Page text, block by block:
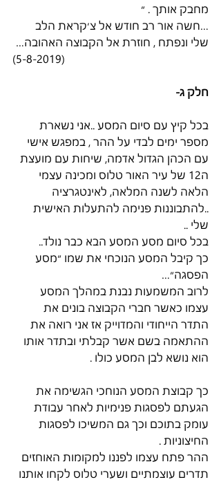
מחבק אותך . ״
…חשה אור רב חודש אל צ׳קראת הלב
שלי ונפתח , חוזרת אל הקבוצה האהובה…
(5-8-2019)
חלק ג-
בכל קיץ עם סיום המסע ..אני נשארת
מספר ימים לבדי על ההר , במפגש אישי
עם הכהן הגדול אדמה, שיחות עם מועצת
ה12 של עיר האור טלוס ומכינה עצמי
הלאה לשנה המלאה, לאינטגרציה
..להתבוננות פנימה להתעלות האישית
שלי ..
בכל סיום מסע המסע הבא כבר נולד..
כך קיבל המסע הנוכחי את שמו ״מסע
הפסגה״…
לרוב המשמעות נבנת במהלך המסע
עצמו כאשר חברי הקבוצה בונים את
התדר הייחודי והמדוייק אז אני רואה את
ההתאמה בשם אשר קבלתי ובתדר אותו
הוא נושא לבן המסע כולו .
כך קבוצת המסע הנוחכי הגשימה את
הגעתם לפסגות פנימיות לאחר עבודת
עומק בתוכם וכך גם המשיכו לפסגות
החיצוניות .
ההר פתח עצמו לפננו למקומות האוחזים
תדרים עוצמתיים ושערי טלוס לקחו אותנו